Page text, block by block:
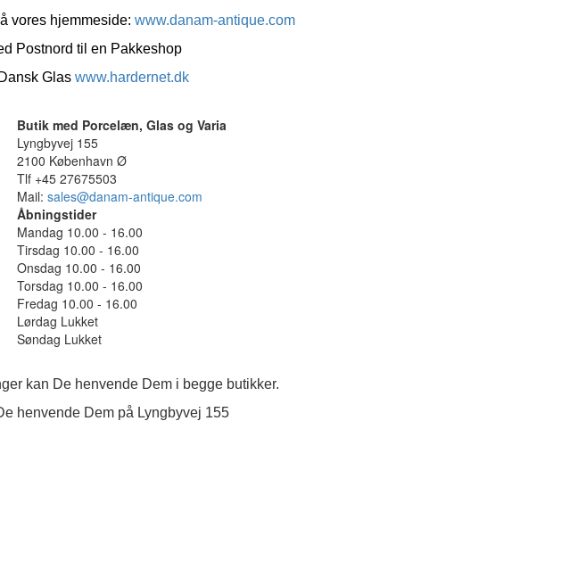
vores hjemmeside: www.danam-antique.com
Postnord til en Pakkeshop
Glas www.hardernet.dk
Butik med Porcelæn, Glas og Varia
Lyngbyvej 155
2100 København Ø
Tlf +45 27675503
Mail: sales@danam-antique.com
Åbningstider
Mandag 10.00 - 16.00
Tirsdag 10.00 - 16.00
Onsdag 10.00 - 16.00
Torsdag 10.00 - 16.00
Fredag 10.00 - 16.00
Lørdag Lukket
Søndag Lukket
kan De henvende Dem i begge butikker.
henvende Dem på Lyngbyvej 155